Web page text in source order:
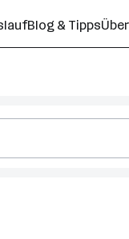
Blog & Tipps